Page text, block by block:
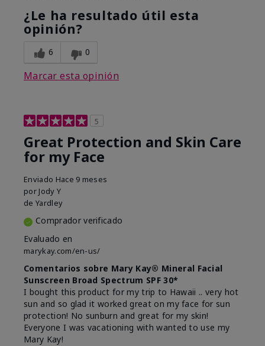
¿Le ha resultado útil esta
opinión?
6 0
Marcar esta opinión
5
Great Protection and Skin Care
for my Face
Enviado Hace 9 meses
por Jody Y
de Yardley
Comprador verificado
Evaluado en
marykay.com/en-us/
Comentarios sobre Mary Kay® Mineral Facial
Sunscreen Broad Spectrum SPF 30*
I bought this product for my trip to Hawaii .. very hot
sun and so glad it worked great on my face for sun
protection! No sunburn and great for my skin!
Everyone I was vacationing with wanted to use my
Mary Kay!